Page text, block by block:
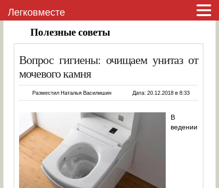
Полезные советы
Вопрос гигиены: очищаем унитаз от
мочевого камня
Разместил Наталья Василишин Дата: 20.12.2018 в 8:33
В
ведении
Легковместе